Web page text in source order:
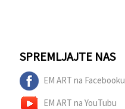
SPREMLJAJTE NAS
EM ART na Facebooku
EM ART na YouTubu